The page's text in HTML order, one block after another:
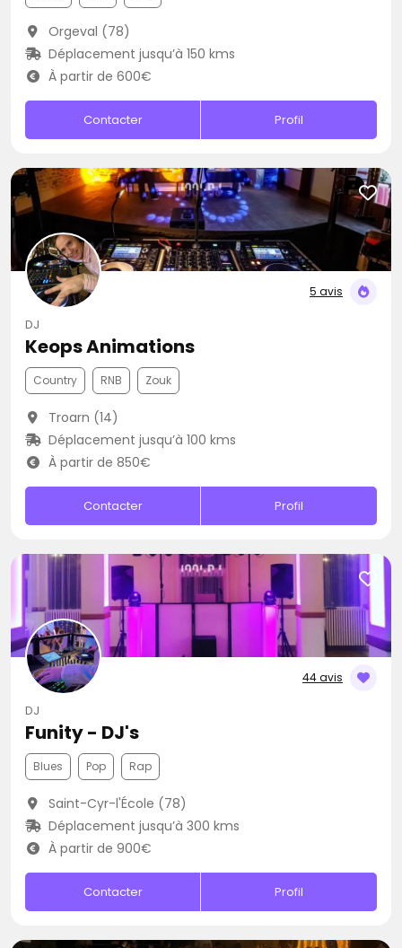
Orgeval (78)
Déplacement jusqu’à 150 kms
À partir de 600€
Contacter Profil
5 avis
DJ
Keops Animations
Country RNB Zouk
Troarn (14)
Déplacement jusqu’à 100 kms
À partir de 850€
Contacter Profil
44 avis
DJ
Funity - DJ's
Blues Pop Rap
Saint-Cyr-l'École (78)
Déplacement jusqu’à 300 kms
À partir de 900€
Contacter Profil